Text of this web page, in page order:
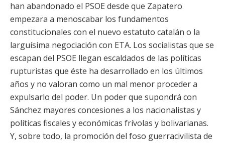
han abandonado el PSOE desde que Zapatero
empezara a menoscabar los fundamentos
constitucionales con el nuevo estatuto catalán o la
larguísima negociación con ETA. Los socialistas que se
escapan del PSOE llegan escaldados de las políticas
rupturistas que éste ha desarrollado en los últimos
años y no valoran como un mal menor proceder a
expulsarlo del poder. Un poder que supondrá con
Sánchez mayores concesiones a los nacionalistas y
políticas fiscales y económicas frívolas y bolivarianas.
Y, sobre todo, la promoción del foso guerracivilista de